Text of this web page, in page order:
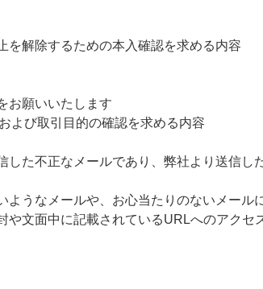
を解除するための本入確認を求める内容
お願いいたします
よび取引目的の確認を求める内容
した不正なメールであり、弊社より送信し
ようなメールや、お心当たりのないメー
文面中に記載されているURLへのアクセ